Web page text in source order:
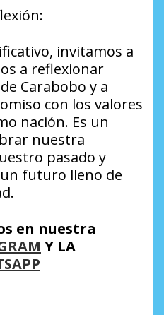
invitamos a
a reflexionar
Carabobo y a
con los valores
nación. Es un
nuestra
pasado y
futuro lleno de
en nuestra
Y LA